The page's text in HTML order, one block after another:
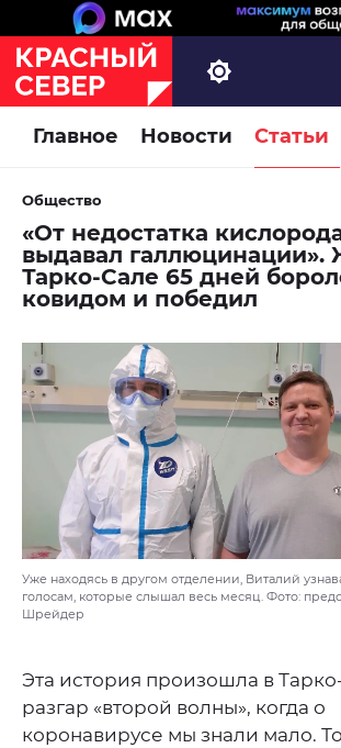
Главное Новости Статьи
Общество
«От недостатка
выдавал галлюцинации».
Тарко-Сале 65 дней
ковидом и победил
Уже находясь в другом отделении, Виталий
голосам, которые слышал весь месяц. Фото:
Шрейдер
Эта история произошла в
разгар «второй волны», когда о
коронавирусе мы знали мало.